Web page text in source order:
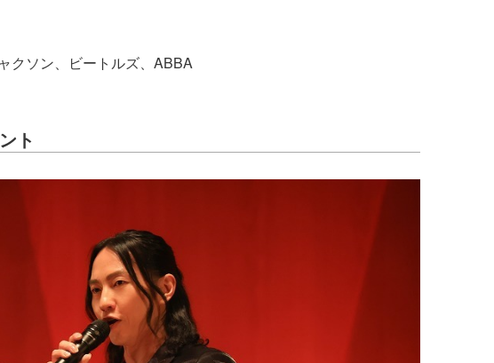
クソン、ビートルズ、ABBA
ト